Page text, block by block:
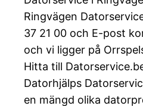
Ringvägen
37 21 00 och E-post
och vi ligger på
Hitta till
Datorhjälps
en mängd olika